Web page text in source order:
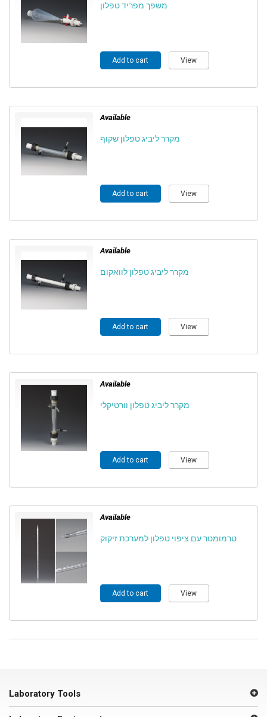
משפך מפריד טפלון
Add to cart View
Available
מקרר ליביג טפלון שקוף
Add to cart View
Available
מקרר ליביג טפלון לוואקום
Add to cart View
Available
מקרר ליביג טפלון וורטיקלי
Add to cart View
Available
טרמומטר עם ציפוי טפלון למערכת זיקוק
Add to cart View
Laboratory Tools